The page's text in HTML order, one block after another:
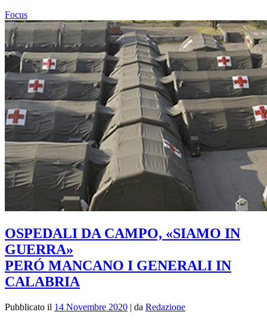
Focus
OSPEDALI DA CAMPO, «SIAMO IN
GUERRA»
PERÓ MANCANO I GENERALI IN
CALABRIA
Pubblicato il 14 Novembre 2020 | da Redazione